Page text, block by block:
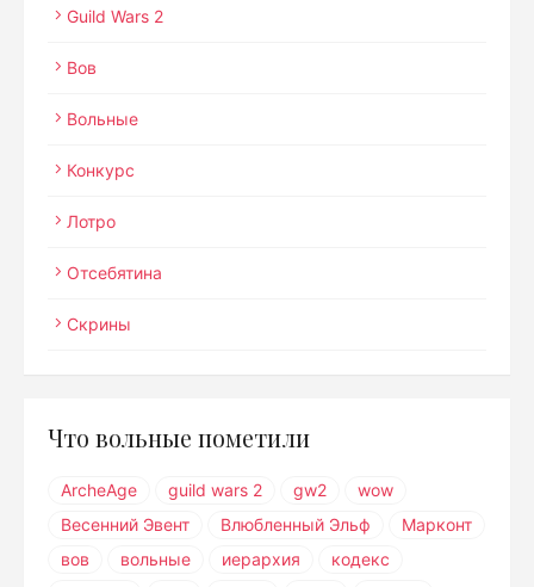
Guild Wars 2
Вов
Вольные
Конкурс
Лотро
Отсебятина
Скрины
Что вольные пометили
ArcheAge guild wars 2 gw2
wow
Весенний Эвент
Влюбленный Эльф
Марконт
вов
вольные иерархия
кодекс